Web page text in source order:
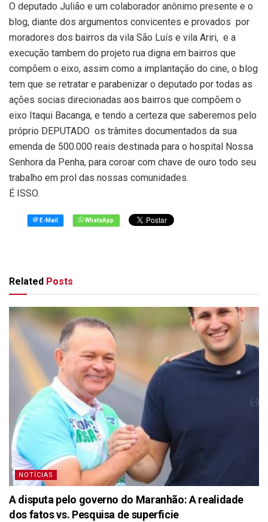
O deputado Julião e um colaborador anônimo presente e o
blog, diante dos argumentos convicentes e provados por
moradores dos bairros da vila São Luís e vila Ariri, e a
execução tambem do projeto rua digna em bairros que
compõem o eixo, assim como a implantação do cine, o blog
tem que se retratar e parabenizar o deputado por todas as
ações socias direcionadas aos bairros que compõem o
eixo Itaqui Bacanga, e tendo a certeza que saberemos pelo
próprio DEPUTADO os trâmites documentados da sua
emenda de 500.000 reais destinada para o hospital Nossa
Senhora da Penha, para coroar com chave de ouro todo seu
trabalho em prol das nossas comunidades.
É ISSO.
Related Posts
NOTÍCIAS
A disputa pelo governo do Maranhão: A realidade
dos fatos vs. Pesquisa de superficie